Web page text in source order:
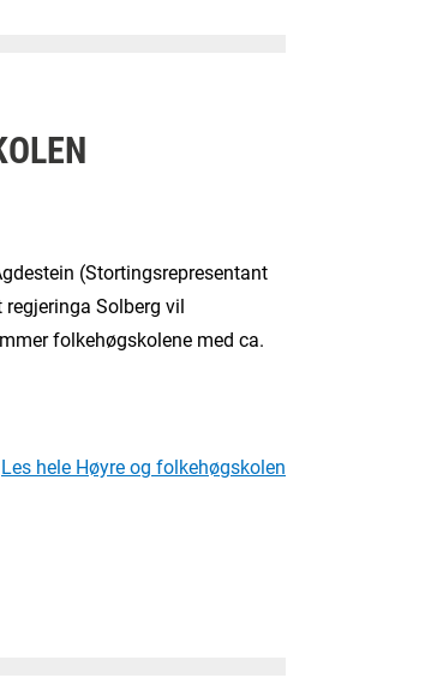
(Stortingsrepresentant
Solberg vil
folkehøgskolene med ca.
Les hele Høyre og folkehøgskolen